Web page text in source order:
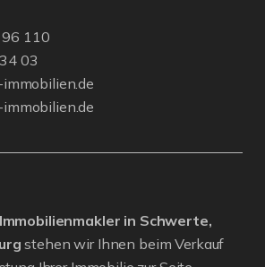
110
03
Immobilienmakler in Schwerte,
stehen wir Ihnen beim Verkauf